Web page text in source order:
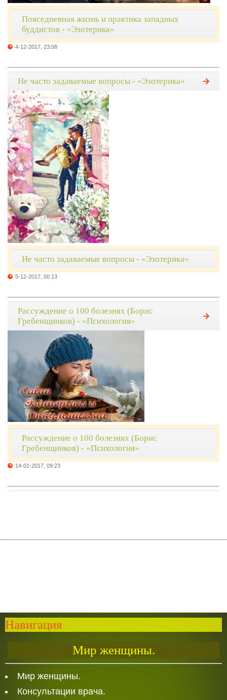
Повседневная жизнь и практика западных
буддистов - «Эзотерика»
4-12-2017, 23:08
Не часто задаваемые вопросы - «Эзотерика»
Не часто задаваемые вопросы - «Эзотерика»
5-12-2017, 00:13
Рассуждение о 100 болезнях (Борис
Гребенщинков) - «Психология»
Рассуждение о 100 болезнях (Борис
Гребенщинков) - «Психология»
14-01-2017, 09:23
Навигация
Мир женщины.
Мир женщины.
Консультации врача.